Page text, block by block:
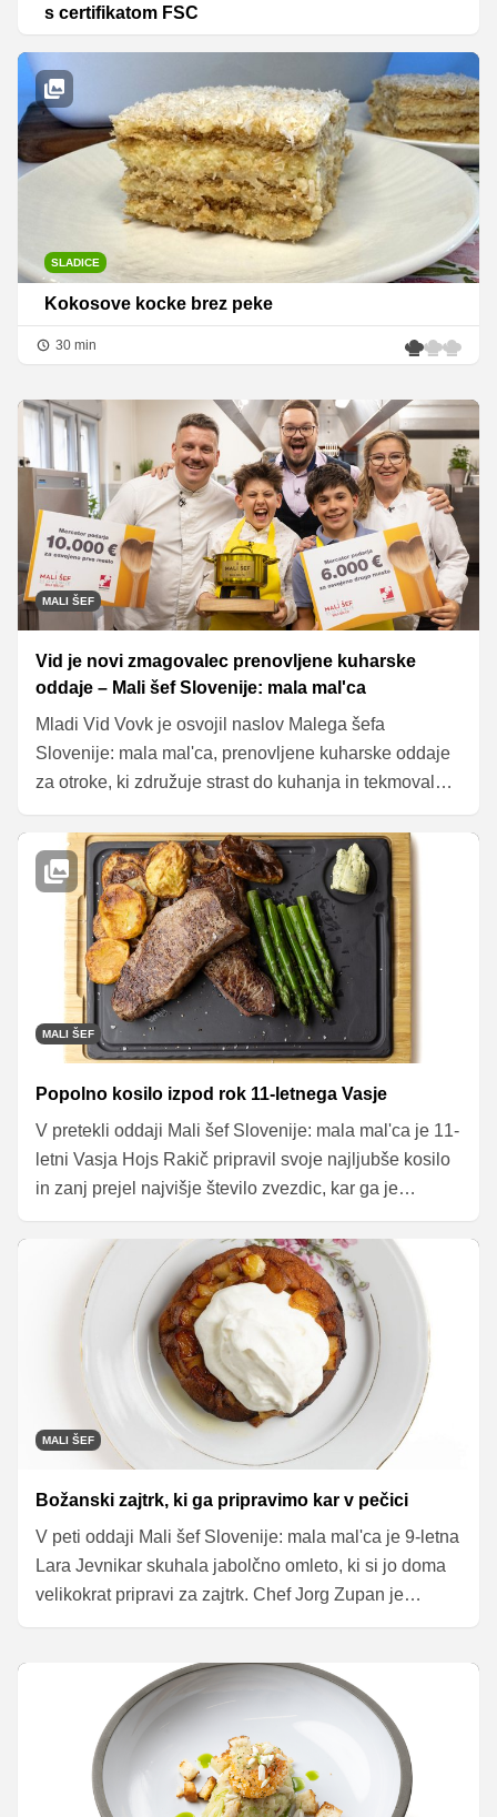
s certifikatom FSC
SLADICE
Kokosove kocke brez peke
30 min
MALI ŠEF
Vid je novi zmagovalec prenovljene kuharske
oddaje – Mali šef Slovenije: mala mal'ca
Mladi Vid Vovk je osvojil naslov Malega šefa
Slovenije: mala mal'ca, prenovljene kuharske oddaje
za otroke, ki združuje strast do kuhanja in tekmovalni
duh. Sodnika Mojca Trnovec in Jorg Zupan sta bila
navdušena nad njegovo zrelostjo in talentom, ki ga je
pokazal v kuhinji. Preberite si, kaj je zmagovalec
povedal o svojem uspehu in načrtih s prejeto nagrado.
MALI ŠEF
Popolno kosilo izpod rok 11-letnega Vasje
V pretekli oddaji Mali šef Slovenije: mala mal'ca je 11-
letni Vasja Hojs Rakič pripravil svoje najljubše kosilo
in zanj prejel najvišje število zvezdic, kar ga je
izstrelilo v finalno oddajo.
MALI ŠEF
Božanski zajtrk, ki ga pripravimo kar v pečici
V peti oddaji Mali šef Slovenije: mala mal'ca je 9-letna
Lara Jevnikar skuhala jabolčno omleto, ki si jo doma
velikokrat pripravi za zajtrk. Chef Jorg Zupan je
priznal, da še nikoli ni jedel omlete 'na sladko', a da
pripravil svojo različico jabolčne omlete – v pečici!